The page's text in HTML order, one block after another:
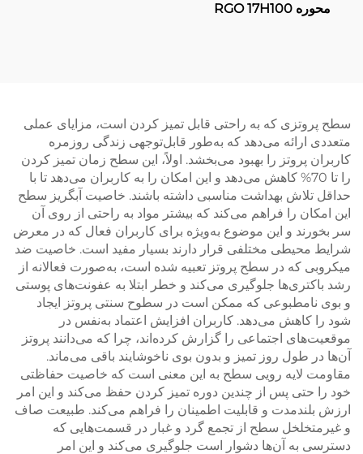
محوره RGO 17H100
سطح پروتزی که به راحتی قابل تمیز کردن است، مزایای عملی
متعددی ارائه می‌دهد که به‌طور قابل‌توجهی زندگی روزمره
کاربران پروتز را بهبود می‌بخشد. اولاً، این سطح زمان تمیز کردن
را تا 70% کاهش می‌دهد و این امکان را به کاربران می‌دهد تا با
حداقل تلاش بهداشت مناسبی داشته باشند. خاصیت آبگریز سطح
این امکان را فراهم می‌کند که بیشتر مواد به راحتی از روی آن
سر بخورند و این موضوع به‌ویژه برای کاربران فعال که در معرض
شرایط محیطی مختلفی قرار دارند بسیار مفید است. خاصیت ضد
میکروبی که در سطح پروتز تعبیه شده است، به‌صورت فعالانه از
رشد باکتری‌ها جلوگیری می‌کند و خطر ابتلا به عفونت‌های پوستی
و بوی نامطبوعی که ممکن است در سطوح سنتی پروتز ایجاد
شود را کاهش می‌دهد. کاربران افزایش اعتماد به‌نفس در
موقعیت‌های اجتماعی را گزارش کرده‌اند، چرا که می‌دانند پروتز
آن‌ها در طول روز تمیز و بدون بوی ناخوشایند باقی می‌ماند.
مقاومت لایه رویی سطح به این معنی است که خاصیت حفاظتی
خود را حتی پس از چندین دوره تمیز کردن حفظ می‌کند و این امر
ارزش بلندمدت و قابلیت اطمینان را فراهم می‌کند. طبیعت صاف
و غیرمتخلخل سطح از تجمع گرد و غبار در قسمت‌هایی که
دسترسی به آن‌ها دشوار است جلوگیری می‌کند و این امر